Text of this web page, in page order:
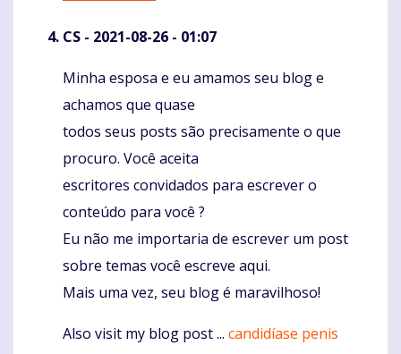
CS - 2021-08-26 - 01:07
Komentaras
Minha esposa e eu amamos seu blog e
achamos que quase
todos seus posts são precisamente o que
procuro. Você aceita
escritores convidados para escrever o
conteúdo para você ?
Eu não me importaria de escrever um post
sobre temas você escreve aqui.
Mais uma vez, seu blog é maravilhoso!
Also visit my blog post ... candidíase penis